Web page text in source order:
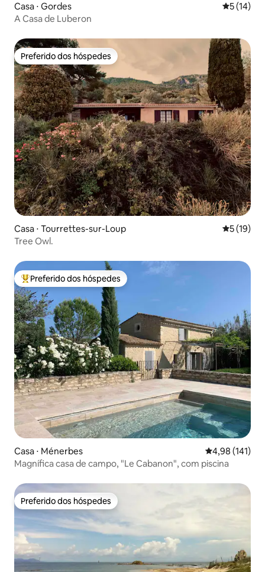
Casa ⋅ Gordes 5 de uma
5 (14)
A Casa de Luberon
Preferido dos hóspedes
Preferido dos hóspedes
Casa ⋅ Tourrettes-sur-Loup 5 de uma
5 (19)
Tree Owl.
Entre os melhores preferidos dos hóspedes
Preferido dos hóspedes
Casa ⋅ Ménerbes 4,98 de uma
4,98 (141)
Magnífica casa de campo, "Le Cabanon", com piscina
Preferido dos hóspedes
Preferido dos hóspedes